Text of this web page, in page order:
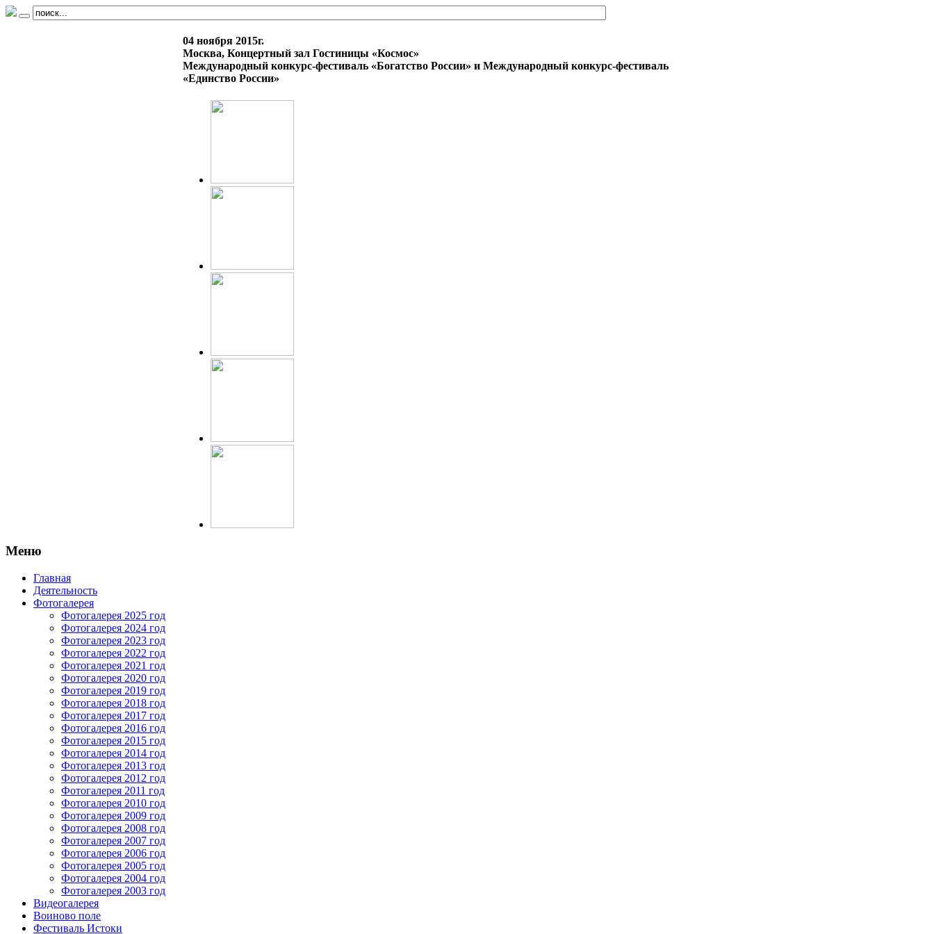
04 ноября 2015г.
Москва, Концертный зал Гостиницы «Космос»
Международный конкурс-фестиваль «Богатство России» и Международный конкурс-фестиваль
«Единство России»
Меню
Главная
Деятельность
Фотогалерея
Фотогалерея 2025 год
Фотогалерея 2024 год
Фотогалерея 2023 год
Фотогалерея 2022 год
Фотогалерея 2021 год
Фотогалерея 2020 год
Фотогалерея 2019 год
Фотогалерея 2018 год
Фотогалерея 2017 год
Фотогалерея 2016 год
Фотогалерея 2015 год
Фотогалерея 2014 год
Фотогалерея 2013 год
Фотогалерея 2012 год
Фотогалерея 2011 год
Фотогалерея 2010 год
Фотогалерея 2009 год
Фотогалерея 2008 год
Фотогалерея 2007 год
Фотогалерея 2006 год
Фотогалерея 2005 год
Фотогалерея 2004 год
Фотогалерея 2003 год
Видеогалерея
Воиново поле
Фестиваль Истоки